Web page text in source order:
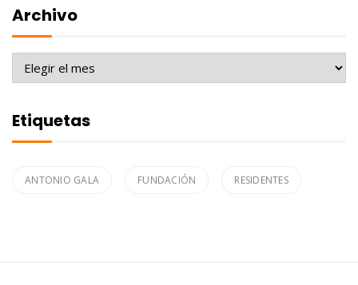
Archivo
Archivo
Etiquetas
ANTONIO GALA FUNDACIÓN RESIDENTES